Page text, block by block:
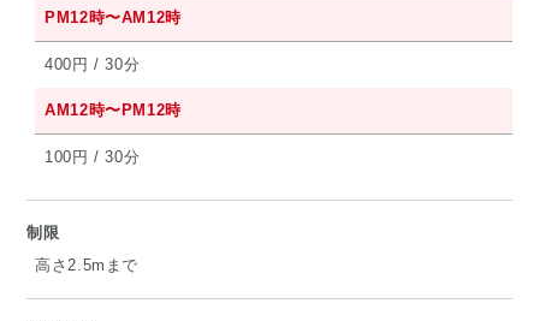
PM12時〜AM12時
400円 / 30分
AM12時〜PM12時
100円 / 30分
制限
高さ2.5mまで